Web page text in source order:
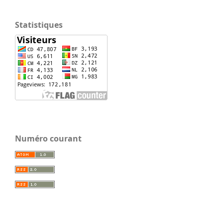
Statistiques
Numéro courant